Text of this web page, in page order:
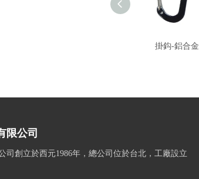
掛鈎-鋁合金
限公司
司創立於西元1986年，總公司位於台北，工廠設立